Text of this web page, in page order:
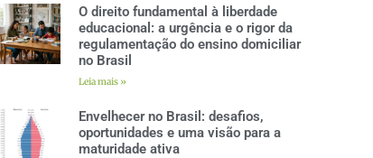
O direito fundamental à liberdade
educacional: a urgência e o rigor da
regulamentação do ensino domiciliar
no Brasil
Leia mais »
Envelhecer no Brasil: desafios,
oportunidades e uma visão para a
maturidade ativa